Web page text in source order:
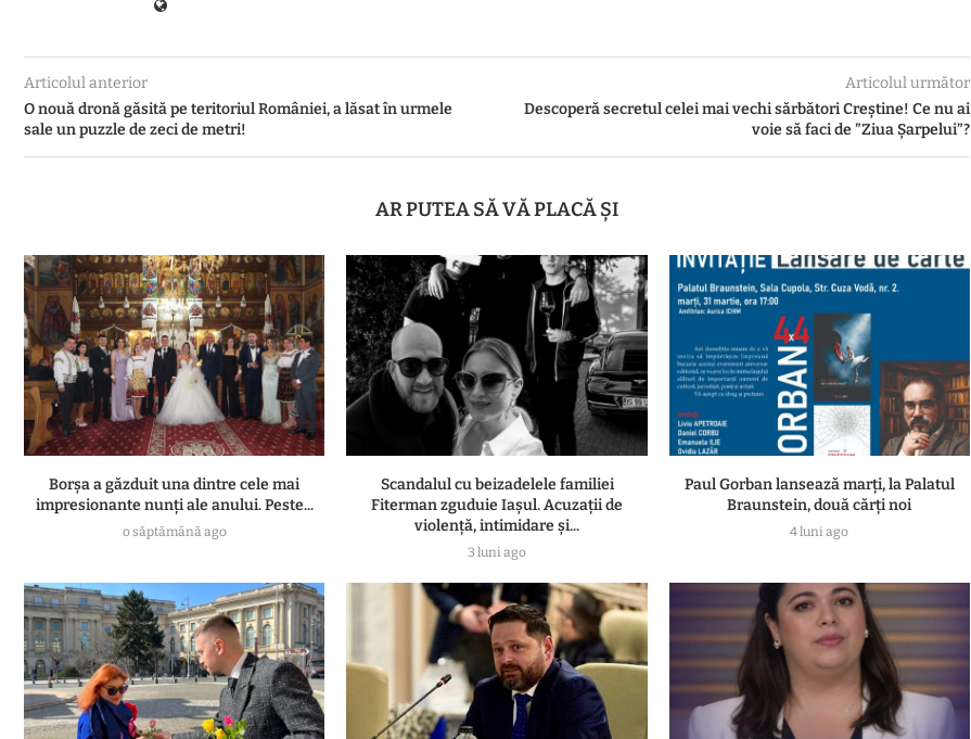
Articolul anterior
O nouă dronă găsită pe teritoriul României, a lăsat în urmele
sale un puzzle de zeci de metri!
Articolul următor
Descoperă secretul celei mai vechi sărbători Creștine! Ce nu ai
voie să faci de ”Ziua Șarpelui”?
AR PUTEA SĂ VĂ PLACĂ ȘI
Borșa a găzduit una dintre cele mai
impresionante nunți ale anului. Peste...
o săptămână ago
Scandalul cu beizadelele familiei
Fiterman zguduie Iașul. Acuzații de
violență, intimidare și...
3 luni ago
Paul Gorban lansează marți, la Palatul
Braunstein, două cărți noi
4 luni ago